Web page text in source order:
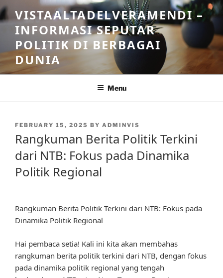
Skip
to
content
VISTAALTADELVERAMENDI –
INFORMASI SEPUTAR
POLITIK DI BERBAGAI
DUNIA
Menu
POSTED
FEBRUARY 15, 2025 BY ADMINVIS
Rangkuman Berita Politik Terkini
dari NTB: Fokus pada Dinamika
Politik Regional
Rangkuman Berita Politik Terkini dari NTB: Fokus pada
Dinamika Politik Regional
Hai pembaca setia! Kali ini kita akan membahas
rangkuman berita politik terkini dari NTB, dengan fokus
pada dinamika politik regional yang tengah